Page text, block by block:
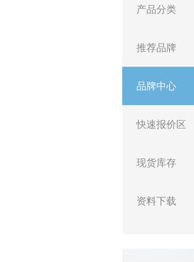
产品分类
推荐品牌
品牌中心
快速报价区
现货库存
资料下载